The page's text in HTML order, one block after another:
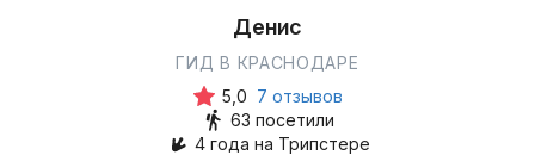
Денис
ГИД В КРАСНОДАРЕ
5,0 7 отзывов
63 посетили
4 года на Трипстере